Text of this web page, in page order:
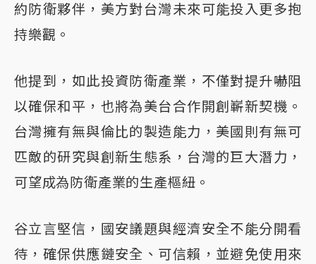
約防衛夥伴，美方對台灣未來可能投入更多抱
持樂觀。
他提到，如此投資防衛產業，不僅對提升嚇阻
以確保和平，也將為美台合作開創嶄新契機。
台灣擁有無與倫比的製造能力，美國則有無可
匹敵的研究與創新生態系，台灣的巨大潛力，
可望成為防衛產業的生產樞紐。
谷立言堅信，國安議題與經濟安全不能分開看
待，確保供應鏈安全、可信賴，並避免使用來